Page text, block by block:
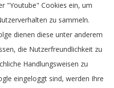
"Youtube" Cookies ein, um
zu sammeln.
dienen diese unter anderem
die Nutzerfreundlichkeit zu
Handlungsweisen zu
eingeloggt sind, werden Ihre